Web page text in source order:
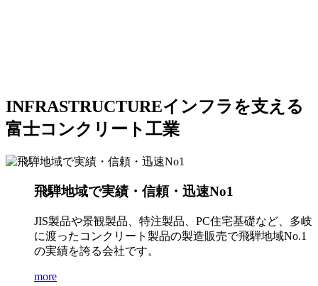
INFRASTRUCTUREインフラを支える
富士コンクリート工業
飛騨地域で実績・信頼・迅速No1
JIS製品や景観製品、特注製品、PC住宅基礎など、多岐
に渡ったコンクリート製品の製造販売で飛騨地域No.1
の実績を誇る会社です。
more